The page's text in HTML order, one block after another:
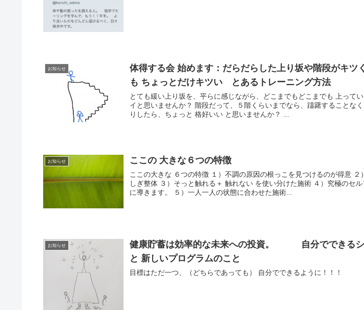
お知らせ
体得する会 始めます：だらだらした上り坂や階段がキ
も ちょっとだけキツい とあるトレーニング方法
とても緩い上り坂を、平らに感じながら、どこまでもどこまでも 上って
イと思いませんか？ 階段だって、５階くらいまでなら、躊躇することなく、するすると上れた
お知らせ ここの 大きな６つの特徴
ここの大きな ６つの特徴 １）不調の原因の根っこを見つけるのが得意 ２
しぎ整体 ３）そっと触れる＋ 触れない を使い分けた施術 ４）究極のセルフケアができるよう
に導きます。 ５）一人一人の状態に合わせた施術...
お知らせ
健康貯蓄は効率的な未来への投資。 自分でできるシ
と 新しいプログラムのこと
目標はただ一つ、（どちらであっても） 自分でできるように！！！